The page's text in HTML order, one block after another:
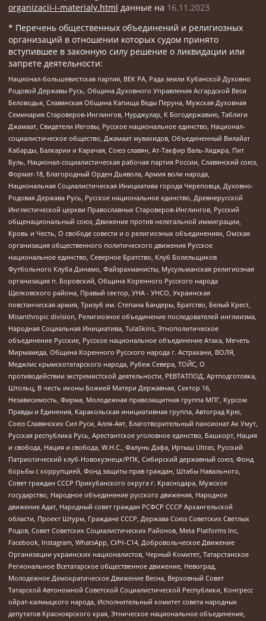
organizacii-i-materialy.html данные на 16.11.2023
* Перечень общественных объединений и религиозных
организаций в отношении которых судом принято
вступившее в законную силу решение о ликвидации или
запрете деятельности:
Национал-большевистская партия, ВЕК РА, Рада земли Кубанской Духовно
Родовой Державы Русь, Община Духовного Управления Асгардской Веси
Беловодья, Славянская Община Капища Веды Перуна, Мужская Духовная
Семинария Староверов-Инглингов, Нурджулар, К Богодержавию, Таблиги
Джамаат, Свидетели Иеговы, Русское национальное единство, Национал-
социалистическое общество, Джамаат мувахидов, Объединенный Вилайат
Кабарды, Балкарии и Карачая, Союз славян, Ат-Такфир Валь-Хиджра, Пит
Буль, Национал-социалистическая рабочая партия России, Славянский союз,
Формат-18, Благородный Орден Дьявола, Армия воли народа,
Национальная Социалистическая Инициатива города Череповца, Духовно-
Родовая Держава Русь, Русское национальное единство, Древнерусской
Инглистической церкви Православных Староверов-Инглингов, Русский
общенациональный союз, Движение против нелегальной иммиграции,
Кровь и Честь, О свободе совести и о религиозных объединениях, Омская
организация общественного политического движения Русское
национальное единство, Северное Братство, Клуб Болельщиков
Футбольного Клуба Динамо, Файзрахманисты, Мусульманская религиозная
организация п. Боровский, Община Коренного Русского народа
Щелковского района, Правый сектор, УНА - УНСО, Украинская
повстанческая армия, Тризуб им. Степана Бандеры, Братство, Белый Крест,
Misanthropic division, Религиозное объединение последователей инглиизма,
Народная Социальная Инициатива, TulaSkins, Этнополитическое
объединение Русские, Русское национальное объединение Атака, Мечеть
Мирмамеда, Община Коренного Русского народа г. Астрахани, ВОЛЯ,
Меджлис крымскотатарского народа, Рубеж Севера, ТОЙС, О
противодействии экстремистской деятельности, РЕВТАТПОД, Артподготовка,
Штольц, В честь иконы Божией Матери Державная, Сектор 16,
Независимость, Фирма, Молодежная правозащитная группа МПГ, Курсом
Правды и Единения, Каракольская инициативная группа, Автоград Крю,
Союз Славянских Сил Руси, Алля-Аят, Благотворительный пансионат Ак Умут,
Русская республика Русь, Арестантское уголовное единство, Башкорт, Нация
и свобода, Нация и свобода, W.H.С., Фалунь Дафа, Иртыш Ultras, Русский
Патриотический клуб-Новокузнецк/РПК, Сибирский державный союз, Фонд
борьбы с коррупцией, Фонд защиты прав граждан, Штабы Навального,
Совет граждан СССР Прикубанского округа г. Краснодара, Мужское
государство, Народное объединение русского движения, Народное
движение Адат, Народный совет граждан РСФСР СССР Архангельской
области, Проект Штурм, Граждане СССР, Держава Союз Советских Светлых
Родов, Совет Советских Социалистических Районов, Meta Platforms Inc,
Facebook, Instagram, WhatsApp, СИЧ-С14, Добровольческое Движение
Организации украинских националистов, Черный Комитет, Татарстанское
Региональное Всетатарское общественное движение, Невоград,
Молодежное Демократическое Движение Весна, Верховный Совет
Татарской Автономной Советской Социалистической Республики, Конгресс
ойрат-калмыцкого народа, Исполнительный комитет совета народных
депутатов Красноярского края, Этническое национальное объединение,